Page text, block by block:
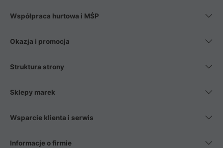
Współpraca hurtowa i MŚP
Okazja i promocja
Struktura strony
Sklepy marek
Wsparcie klienta i serwis
Informacje o firmie